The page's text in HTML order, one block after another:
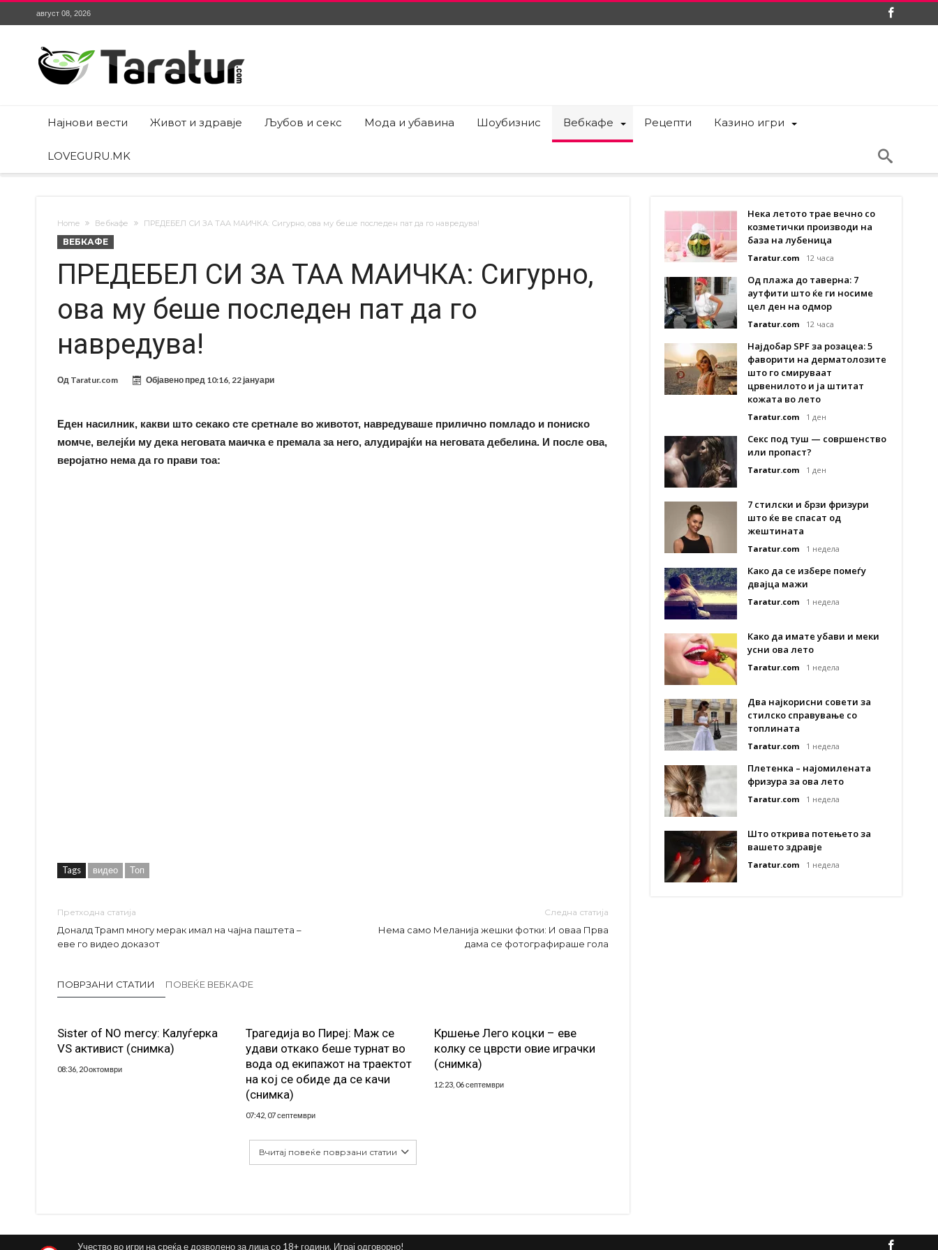
август 08, 2026
Најнови вести Живот и здравје Љубов и секс Мода и убавина Шоубизнис Вебкафе Рецепти Казино игри
LOVEGURU.MK
Home Вебкафе ПРЕДЕБЕЛ СИ ЗА ТАА МАИЧКА: Сигурно, ова му беше последен пат да го навредува!
ВЕБКАФЕ
ПРЕДЕБЕЛ СИ ЗА ТАА МАИЧКА: Сигурно,
ова му беше последен пат да го
навредува!
Од Taratur.com Објавено пред 10:16, 22 јануари
Еден насилник, какви што секако сте сретнале во животот, навредуваше прилично помладо и пониско
момче, велејќи му дека неговата маичка е премала за него, алудирајќи на неговата дебелина. И после ова,
веројатно нема да го прави тоа:
Tags видео Топ
Претходна статија
Доналд Трамп многу мерак имал на чајна паштета –
еве го видео доказот
Следна статија
Нема само Меланија жешки фотки: И оваа Прва
дама се фотографираше гола
ПОВРЗАНИ СТАТИИ ПОВЕЌЕ ВЕБКАФЕ
Sister of NO mercy: Калуѓерка
VS активист (снимка)
08:36, 20 октомври
Трагедија во Пиреј: Маж се
удави откако беше турнат во
вода од екипажот на траектот
на кој се обиде да се качи
(снимка)
07:42, 07 септември
Кршење Лего коцки – еве
колку се цврсти овие играчки
(снимка)
12:23, 06 септември
Вчитај повеќе поврзани статии
Нека летото трае вечно со
козметички производи на
база на лубеница
Taratur.com 12 часа
Од плажа до таверна: 7
аутфити што ќе ги носиме
цел ден на одмор
Taratur.com 12 часа
Најдобар SPF за розацеа: 5
фаворити на дерматолозите
што го смируваат
црвенилото и ја штитат
кожата во лето
Taratur.com 1 ден
Секс под туш — совршенство
или пропаст?
Taratur.com 1 ден
7 стилски и брзи фризури
што ќе ве спасат од
жештината
Taratur.com 1 недела
Како да се избере помеѓу
двајца мажи
Taratur.com 1 недела
Како да имате убави и меки
усни ова лето
Taratur.com 1 недела
Два најкорисни совети за
стилско справување со
топлината
Taratur.com 1 недела
Плетенка – најомилената
фризура за ова лето
Taratur.com 1 недела
Што открива потењето за
вашето здравје
Taratur.com 1 недела
Учество во игри на среќа е дозволено за лица со 18+ години. Играј одговорно!